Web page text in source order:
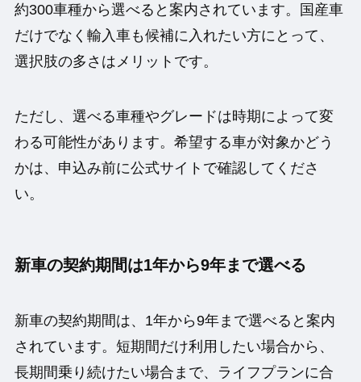
約300車種から選べると案内されています。国産車
だけでなく輸入車も候補に入れたい方にとって、
選択肢の多さはメリットです。
ただし、選べる車種やグレードは時期によって変
わる可能性があります。希望する車が対象かどう
かは、申込み前に公式サイトで確認してくださ
い。
新車の契約期間は1年から9年まで選べる
新車の契約期間は、1年から9年まで選べると案内
されています。短期間だけ利用したい場合から、
長期間乗り続けたい場合まで、ライフプランに合